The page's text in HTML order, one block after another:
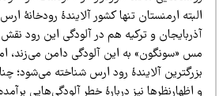
ارمنستان تنها کشور آلایندۀ رودخانۀ ارس
و ترکیه هم در آلودگی این رود نقش
«سونگون» به این آلودگی دامن می‌زند، اما
آلایندۀ رود ارس شناخته می‌شود؛
نیز دربارۀ خطر آلودگی‌هایی برآمده از